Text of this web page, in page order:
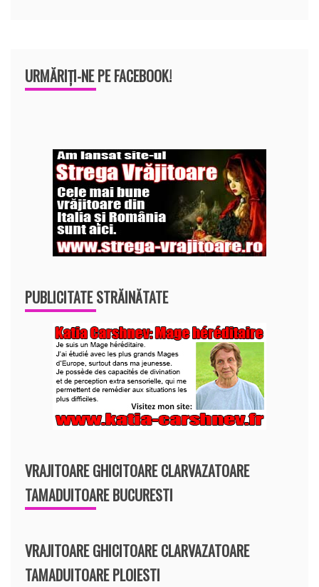
URMĂRIȚI-NE PE FACEBOOK!
PUBLICITATE STRĂINĂTATE
VRAJITOARE GHICITOARE CLARVAZATOARE
TAMADUITOARE BUCURESTI
VRAJITOARE GHICITOARE CLARVAZATOARE
TAMADUITOARE PLOIESTI